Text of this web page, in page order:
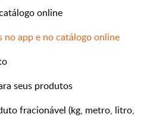
online
app e no catálogo online
seus produtos
fracionável (kg, metro, litro,